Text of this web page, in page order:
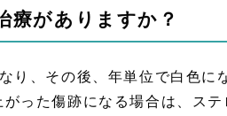
療がありますか？
り、その後、年単位で白色に
った傷跡になる場合は、ス